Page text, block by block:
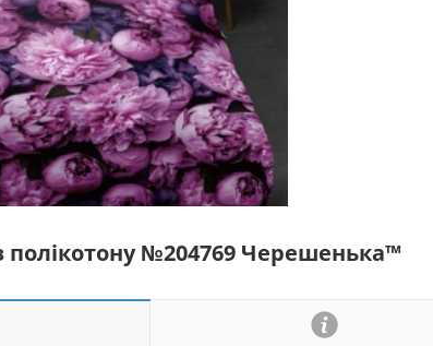
полікотону №204769 Черешенька™